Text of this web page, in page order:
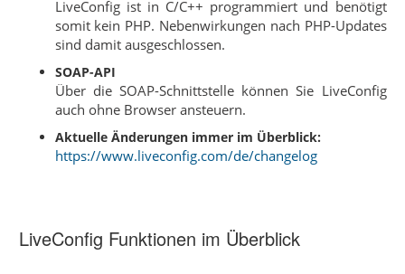
LiveConfig ist in C/C++ programmiert und benötigt
somit kein PHP. Nebenwirkungen nach PHP-Updates
sind damit ausgeschlossen.
SOAP-API
Über die SOAP-Schnittstelle können Sie LiveConfig
auch ohne Browser ansteuern.
Aktuelle Änderungen immer im Überblick:
https://www.liveconfig.com/de/changelog
LiveConfig Funktionen im Überblick